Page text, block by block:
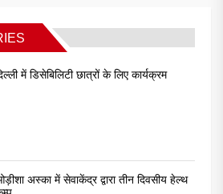
में डिसेबिलिटी छात्रों के लिए कार्यक्रम
अस्का में सेवाकेंद्र द्वारा तीन दिवसीय हेल्थ